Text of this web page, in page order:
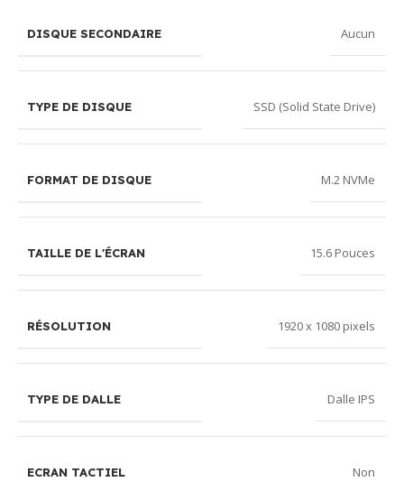
DISQUE SECONDAIRE Aucun
TYPE DE DISQUE SSD (Solid State Drive)
FORMAT DE DISQUE M.2 NVMe
TAILLE DE L'ÉCRAN 15.6 Pouces
RÉSOLUTION 1920 x 1080 pixels
TYPE DE DALLE Dalle IPS
ECRAN TACTIEL Non